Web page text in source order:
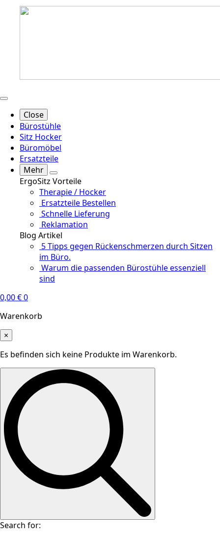
Close
Bürostühle
Sitz Hocker
Büromöbel
Ersatzteile
Mehr
ErgoSitz Vorteile
Therapie / Hocker
Ersatzteile Bestellen
Schnelle Lieferung
Reklamation
Blog Artikel
5 Tipps gegen Rückenschmerzen durch Sitzen
im Büro.
Warum die passenden Bürostühle essenziell
sind
0,00€0
Warenkorb
×
Es befinden sich keine Produkte im Warenkorb.
Search for: